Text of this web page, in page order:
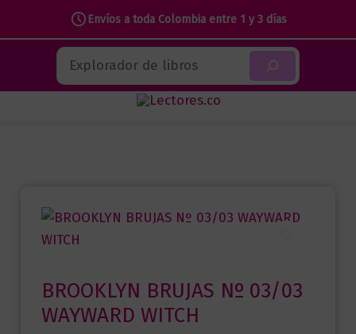
Envíos a toda Colombia entre 1 y 3 días
contenido
Buscar
BROOKLYN BRUJAS Nº 03/03
WAYWARD WITCH